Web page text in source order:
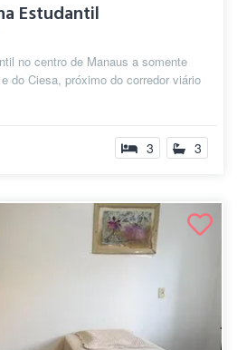
Estudantil
no centro de Manaus a somente
do Ciesa, próximo do corredor viário
3 3